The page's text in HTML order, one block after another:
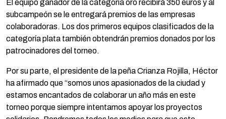
El equipo ganador de la categoría oro recibirá 350 euros y al
subcampeón se le entregará premios de las empresas
colaboradoras. Los dos primeros equipos clasificados de la
categoría plata también obtendrán premios donados por los
patrocinadores del torneo.
Por su parte, el presidente de la peña Crianza Rojilla, Héctor
ha afirmado que “somos unos apasionados de la ciudad y
estamos encantados de colaborar un año más en este
torneo porque siempre intentamos apoyar los proyectos